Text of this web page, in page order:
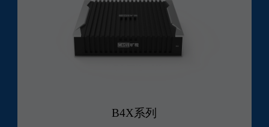
B4X系列